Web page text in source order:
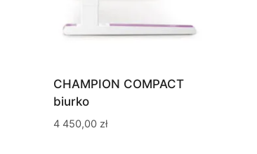
CHAMPION COMPACT
biurko
4 450,00 zł